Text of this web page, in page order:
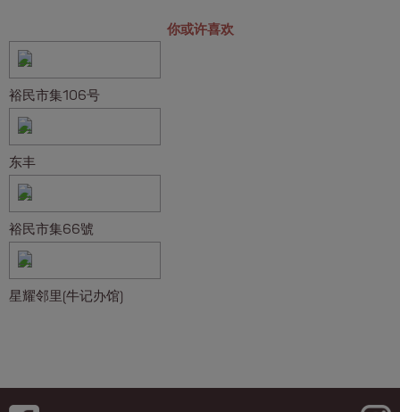
你或许喜欢
裕民市集106号
东丰
裕民市集66號
星耀邻里(牛记办馆)